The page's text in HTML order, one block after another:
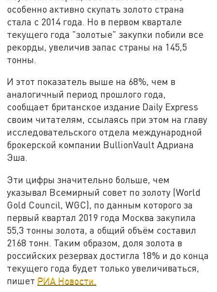
особенно активно скупать золото страна
стала с 2014 года. Но в первом квартале
текущего года "золотые" закупки побили все
рекорды, увеличив запас страны на 145,5
тонны.
И этот показатель выше на 68%, чем в
аналогичный период прошлого года,
сообщает британское издание Daily Express
своим читателям, ссылаясь при этом на главу
исследовательского отдела международной
брокерской компании BullionVault Адриана
Эша.
Эти цифры значительно больше, чем
указывал Всемирный совет по золоту (World
Gold Council, WGC), по данным которого за
первый квартал 2019 года Москва закупила
55,3 тонны золота, а общий объём составил
2168 тонн. Таким образом, доля золота в
российских резервах достигла 18% и до конца
текущего года будет только увеличиваться,
пишет РИА Новости.